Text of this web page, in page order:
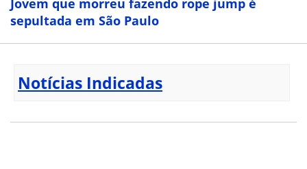
Jovem que morreu fazendo rope jump é
sepultada em São Paulo
Notícias Indicadas